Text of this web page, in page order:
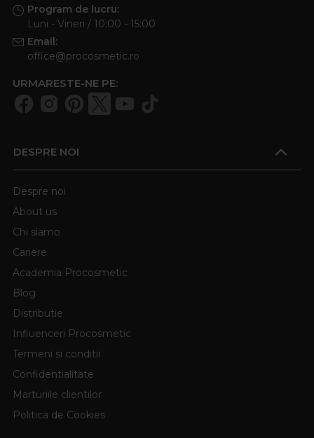
Program de lucru:
Luni - Vineri / 10:00 - 15:00
Email:
office@procosmetic.ro
URMARESTE-NE PE:
DESPRE NOI
Despre noi
About us
Chi siamo
Cariere
Academia Procosmetic
Blog
Distributie
Influenceri Procosmetic
Termeni si conditii
Confidentialitate
Marturiile clientilor
Politica de Cookies